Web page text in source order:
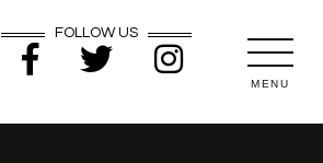
MENU
FOLLOW US